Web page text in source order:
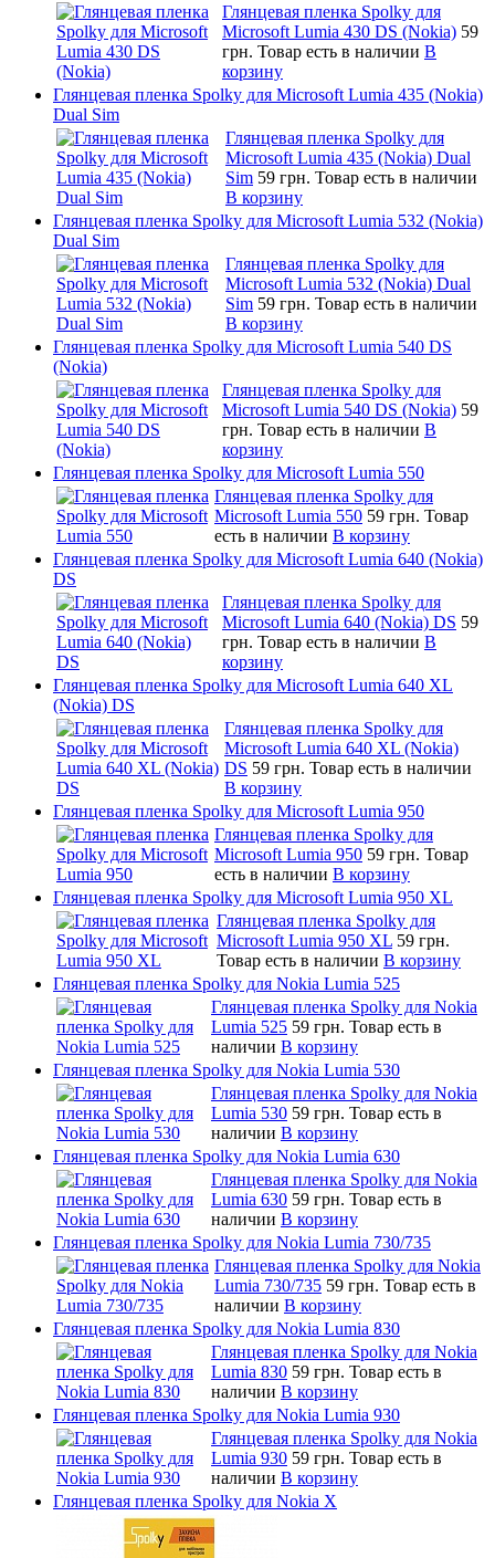
Глянцевая пленка Spolky для
Microsoft Lumia 430 DS (Nokia) 59
грн. Товар есть в наличии В
корзину
Глянцевая пленка Spolky для Microsoft Lumia 435 (Nokia)
Dual Sim
Глянцевая пленка Spolky для
Microsoft Lumia 435 (Nokia) Dual
Sim 59 грн. Товар есть в наличии
В корзину
Глянцевая пленка Spolky для Microsoft Lumia 532 (Nokia)
Dual Sim
Глянцевая пленка Spolky для
Microsoft Lumia 532 (Nokia) Dual
Sim 59 грн. Товар есть в наличии
В корзину
Глянцевая пленка Spolky для Microsoft Lumia 540 DS
(Nokia)
Глянцевая пленка Spolky для
Microsoft Lumia 540 DS (Nokia) 59
грн. Товар есть в наличии В
корзину
Глянцевая пленка Spolky для Microsoft Lumia 550
Глянцевая пленка Spolky для
Microsoft Lumia 550 59 грн. Товар
есть в наличии В корзину
Глянцевая пленка Spolky для Microsoft Lumia 640 (Nokia)
DS
Глянцевая пленка Spolky для
Microsoft Lumia 640 (Nokia) DS 59
грн. Товар есть в наличии В
корзину
Глянцевая пленка Spolky для Microsoft Lumia 640 XL
(Nokia) DS
Глянцевая пленка Spolky для
Microsoft Lumia 640 XL (Nokia)
DS 59 грн. Товар есть в наличии
В корзину
Глянцевая пленка Spolky для Microsoft Lumia 950
Глянцевая пленка Spolky для
Microsoft Lumia 950 59 грн. Товар
есть в наличии В корзину
Глянцевая пленка Spolky для Microsoft Lumia 950 XL
Глянцевая пленка Spolky для
Microsoft Lumia 950 XL 59 грн.
Товар есть в наличии В корзину
Глянцевая пленка Spolky для Nokia Lumia 525
Глянцевая пленка Spolky для Nokia
Lumia 525 59 грн. Товар есть в
наличии В корзину
Глянцевая пленка Spolky для Nokia Lumia 530
Глянцевая пленка Spolky для Nokia
Lumia 530 59 грн. Товар есть в
наличии В корзину
Глянцевая пленка Spolky для Nokia Lumia 630
Глянцевая пленка Spolky для Nokia
Lumia 630 59 грн. Товар есть в
наличии В корзину
Глянцевая пленка Spolky для Nokia Lumia 730/735
Глянцевая пленка Spolky для Nokia
Lumia 730/735 59 грн. Товар есть в
наличии В корзину
Глянцевая пленка Spolky для Nokia Lumia 830
Глянцевая пленка Spolky для Nokia
Lumia 830 59 грн. Товар есть в
наличии В корзину
Глянцевая пленка Spolky для Nokia Lumia 930
Глянцевая пленка Spolky для Nokia
Lumia 930 59 грн. Товар есть в
наличии В корзину
Глянцевая пленка Spolky для Nokia X